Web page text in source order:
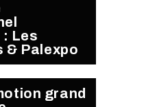
: Les
& Palexpo
grand